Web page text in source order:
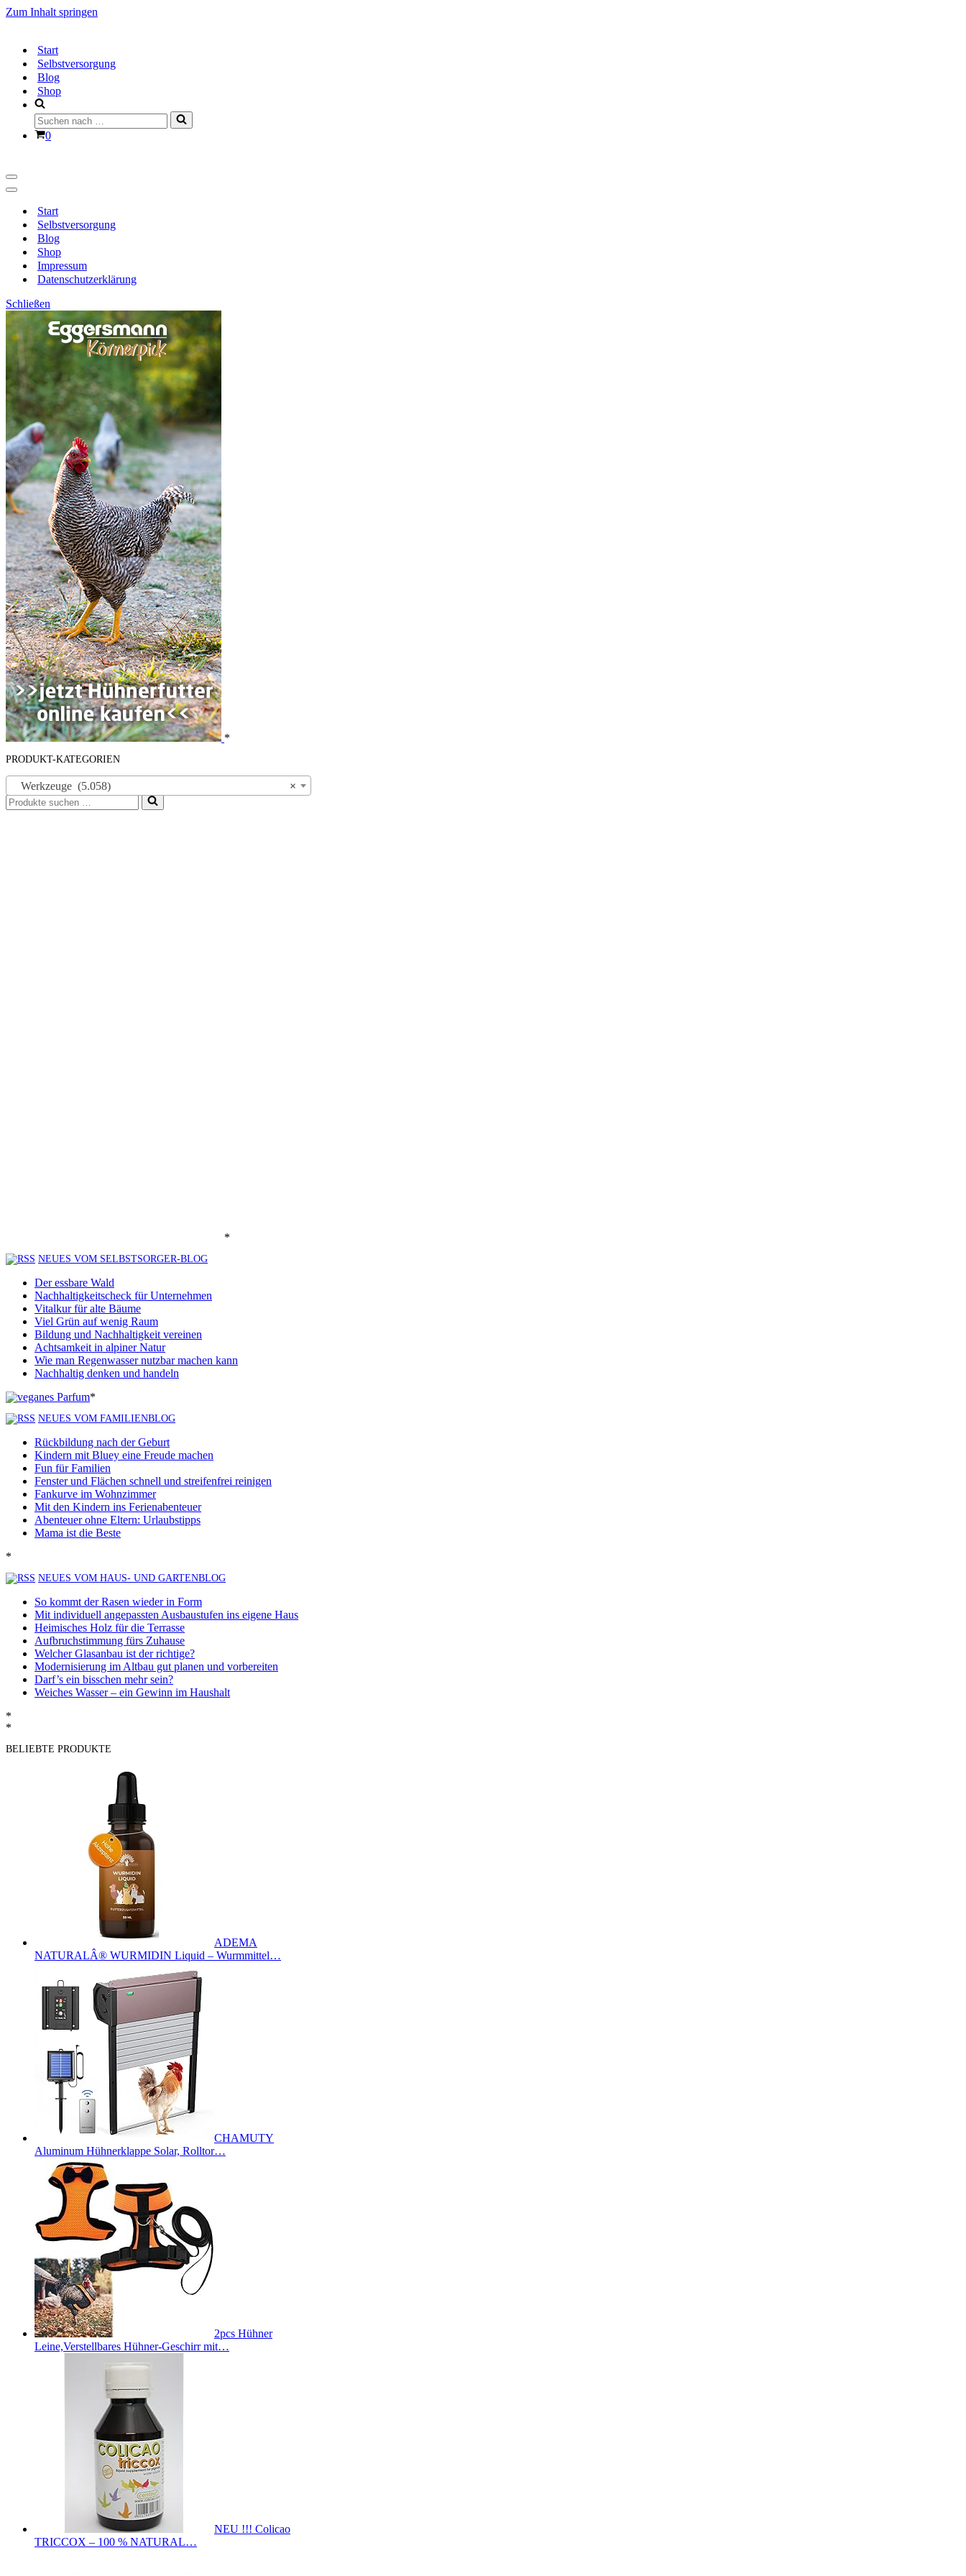
Zum Inhalt springen
Start
Selbstversorgung
Blog
Shop
Suchen
nach …
Warenkorb
0
Navigationsmenü
Navigationsmenü
Start
Selbstversorgung
Blog
Shop
Impressum
Datenschutzerklärung
Schließen
*
PRODUKT-KATEGORIEN
×
Werkzeuge (5.058)
Suchen
nach …
*
NEUES VOM SELBSTSORGER-BLOG
Der essbare Wald
Nachhaltigkeitscheck für Unternehmen
Vitalkur für alte Bäume
Viel Grün auf wenig Raum
Bildung und Nachhaltigkeit vereinen
Achtsamkeit in alpiner Natur
Wie man Regenwasser nutzbar machen kann
Nachhaltig denken und handeln
*
NEUES VOM FAMILIENBLOG
Rückbildung nach der Geburt
Kindern mit Bluey eine Freude machen
Fun für Familien
Fenster und Flächen schnell und streifenfrei reinigen
Fankurve im Wohnzimmer
Mit den Kindern ins Ferienabenteuer
Abenteuer ohne Eltern: Urlaubstipps
Mama ist die Beste
*
NEUES VOM HAUS- UND GARTENBLOG
So kommt der Rasen wieder in Form
Mit individuell angepassten Ausbaustufen ins eigene Haus
Heimisches Holz für die Terrasse
Aufbruchstimmung fürs Zuhause
Welcher Glasanbau ist der richtige?
Modernisierung im Altbau gut planen und vorbereiten
Darf’s ein bisschen mehr sein?
Weiches Wasser – ein Gewinn im Haushalt
*
*
BELIEBTE PRODUKTE
ADEMA
NATURALÂ® WURMIDIN Liquid – Wurmmittel…
CHAMUTY
Aluminum Hühnerklappe Solar, Rolltor…
2pcs Hühner
Leine,Verstellbares Hühner-Geschirr mit…
NEU !!! Colicao
TRICCOX – 100 % NATURAL…